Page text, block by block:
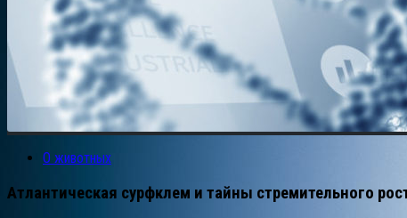
О животных
Атлантическая сурфклем и тайны стремительного